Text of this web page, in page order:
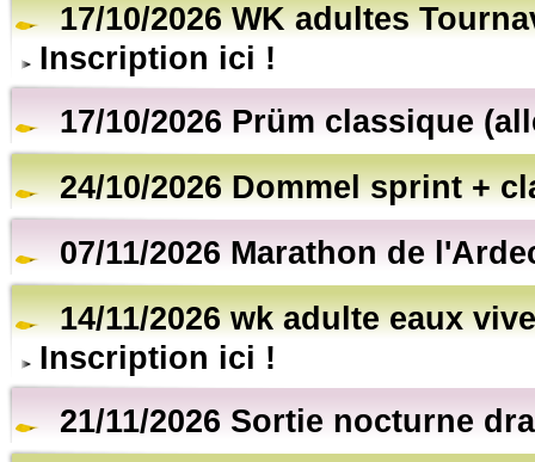
17/10/2026 WK adultes
Inscription ici !
17/10/2026 Prüm classique
24/10/2026 Dommel sprint +
07/11/2026 Marathon de
14/11/2026 wk adulte eaux
Inscription ici !
21/11/2026 Sortie nocturne